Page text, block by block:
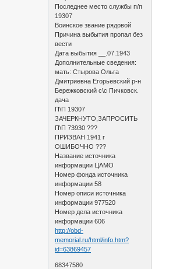
Последнее место службы п/п
19307
Воинское звание рядовой
Причина выбытия пропал без
вести
Дата выбытия __.07.1943
Дополнительные сведения:
мать: Стырова Ольга
Дмитриевна Егорьевский р-н
Бережковский с\с Пичковск.
дача
П\П 19307
ЗАЧЕРКНУТО,ЗАПРОСИТЬ
П\П 73930 ???
ПРИЗВАН 1941 г
ОШИБОЧНО ???
Название источника
информации ЦАМО
Номер фонда источника
информации 58
Номер описи источника
информации 977520
Номер дела источника
информации 606
http://obd-
memorial.ru/html/info.htm?
id=63869457
68347580